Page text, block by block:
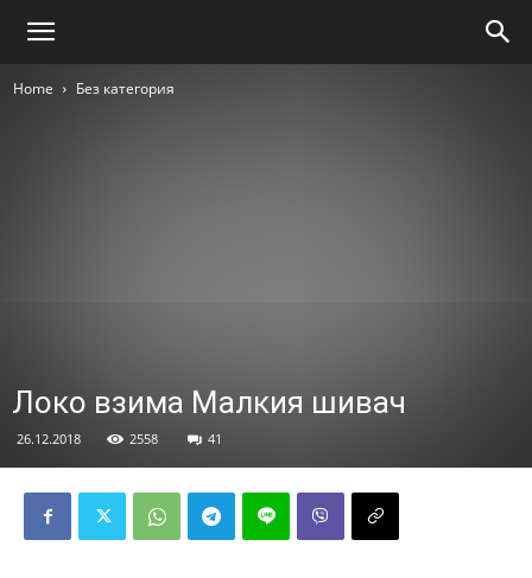
Home Без категория
Локо взима Малкия шивач
26.12.2018 2558 41